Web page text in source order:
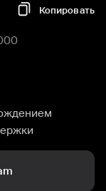
Копировать